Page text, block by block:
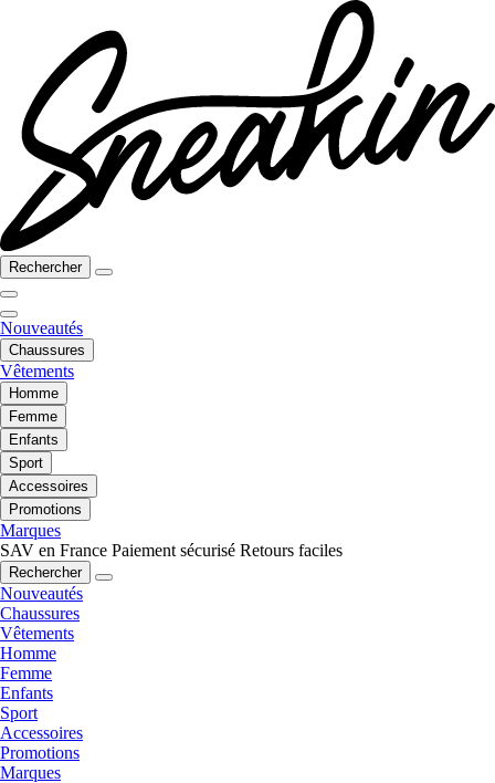
Rechercher
Nouveautés
Chaussures
Vêtements
Homme
Femme
Enfants
Sport
Accessoires
Promotions
Marques
SAV en France Paiement sécurisé Retours faciles
Rechercher
Nouveautés
Chaussures
Vêtements
Homme
Femme
Enfants
Sport
Accessoires
Promotions
Marques